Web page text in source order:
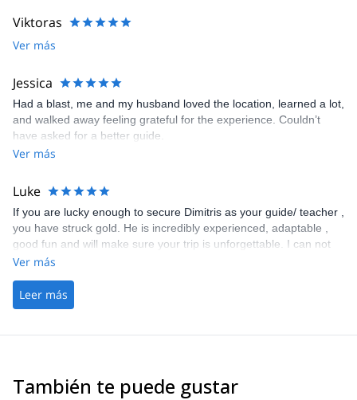
best local spots to eat and go for a walk. And besides being an
amazing guide Dimitris is a great person, fun and easy going. I
would 100 percent recommend booking with him. I know i will:)
Viktoras
Ver más
Jessica
Had a blast, me and my husband loved the location, learned a lot,
and walked away feeling grateful for the experience. Couldn’t
have asked for a better guide.
Ver más
Luke
If you are lucky enough to secure Dimitris as your guide/ teacher ,
you have struck gold. He is incredibly experienced, adaptable ,
good fun and will make sure your trip is unforgettable. I can not
recommend him enough . Thank you Dimitris for you guiding and
Ver más
Leer más
También te puede gustar